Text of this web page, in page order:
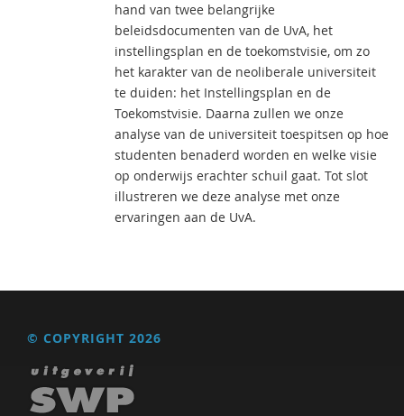
hand van twee belangrijke
beleidsdocumenten van de UvA, het
instellingsplan en de toekomstvisie, om zo
het karakter van de neoliberale universiteit
te duiden: het Instellingsplan en de
Toekomstvisie. Daarna zullen we onze
analyse van de universiteit toespitsen op hoe
studenten benaderd worden en welke visie
op onderwijs erachter schuil gaat. Tot slot
illustreren we deze analyse met onze
ervaringen aan de UvA.
© COPYRIGHT 2026